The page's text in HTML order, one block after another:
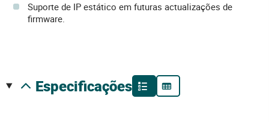
Suporte de IP estático em futuras actualizações de
firmware.
especificações